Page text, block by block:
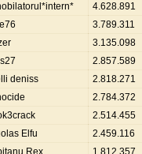
4.628.891
3.789.311
3.135.098
2.857.589
deniss 2.818.271
2.784.372
2.514.455
Elfu 2.459.116
Rex 1 812 357